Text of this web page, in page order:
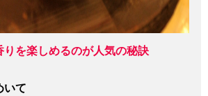
りを楽しめるのが人気の秘訣
いて